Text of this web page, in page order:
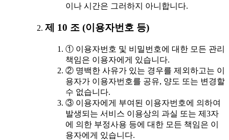
이나 시간은 그러하지 아니합니다.
제 10 조 (이용자번호 등)
① 이용자번호 및 비밀번호에 대한 모든 관리
책임은 이용자에게 있습니다.
② 명백한 사유가 있는 경우를 제외하고는 이
용자가 이용자번호를 공유, 양도 또는 변경할
수 없습니다.
③ 이용자에게 부여된 이용자번호에 의하여
발생되는 서비스 이용상의 과실 또는 제3자
에 의한 부정사용 등에 대한 모든 책임은 이
용자에게 있습니다.